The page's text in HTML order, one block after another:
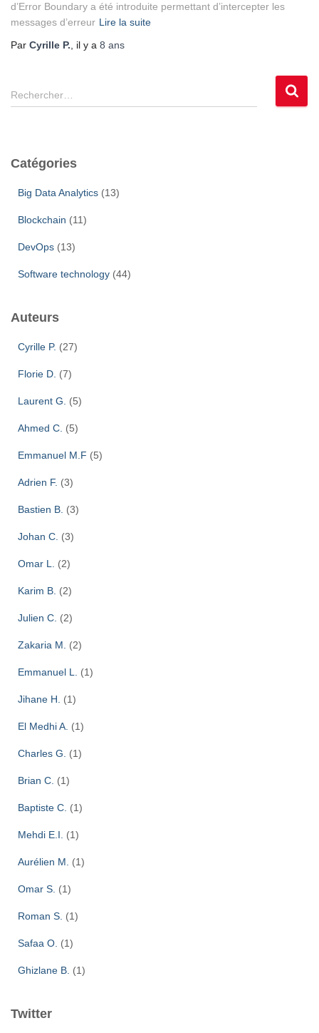
d’Error Boundary a été introduite permettant d’intercepter les
messages d’erreur Lire la suite
Par Cyrille P. , il y a 8 ans
R
e
r
Rechercher…
Catégories
Big Data Analytics (13)
Blockchain (11)
DevOps (13)
Software technology (44)
Auteurs
Cyrille P. (27)
Florie D. (7)
Laurent G. (5)
Ahmed C. (5)
Emmanuel M.F (5)
Adrien F. (3)
Bastien B. (3)
Johan C. (3)
Omar L. (2)
Karim B. (2)
Julien C. (2)
Zakaria M. (2)
Emmanuel L. (1)
Jihane H. (1)
El Medhi A. (1)
Charles G. (1)
Brian C. (1)
Baptiste C. (1)
Mehdi E.I. (1)
Aurélien M. (1)
Omar S. (1)
Roman S. (1)
Safaa O. (1)
Ghizlane B. (1)
Twitter